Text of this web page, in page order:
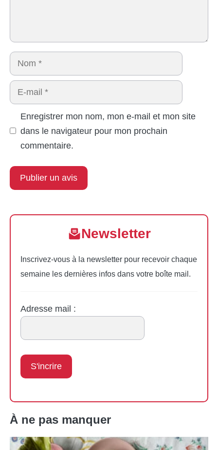
Nom
E-
mail
Enregistrer mon nom, mon e-mail et mon site
dans le navigateur pour mon prochain
commentaire.
Newsletter
Inscrivez-vous à la newsletter pour recevoir chaque
semaine les dernières infos dans votre boîte mail.
Adresse mail :
À ne pas manquer